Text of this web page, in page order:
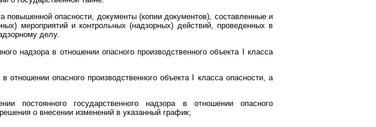
опасности, документы (копии документов), составленные и
мероприятий и контрольных (надзорных) действий, проведенных в
делу.
надзора в отношении опасного производственного объекта I класса
отношении опасного производственного объекта I класса опасности, а
постоянного государственного надзора в отношении опасного
о внесении изменений в указанный график;